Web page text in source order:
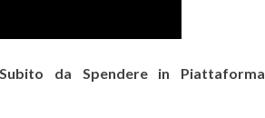
da Spendere in Piattaforma